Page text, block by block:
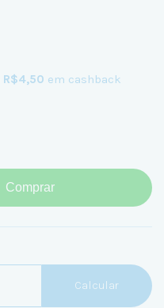
R$4,50 em cashback
Comprar
Calcular